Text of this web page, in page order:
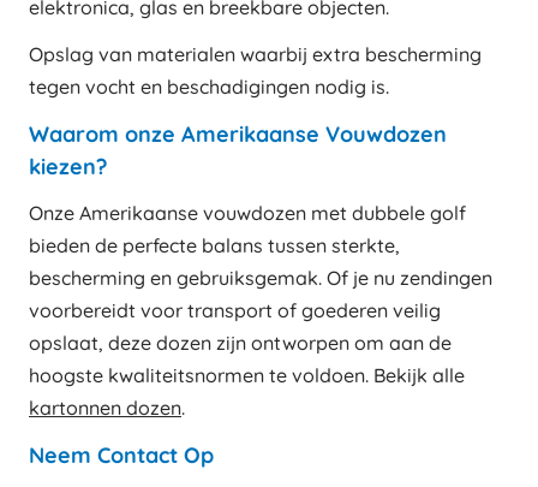
elektronica, glas en breekbare objecten.
Opslag van materialen waarbij extra bescherming
tegen vocht en beschadigingen nodig is.
Waarom onze Amerikaanse Vouwdozen
kiezen?
Onze Amerikaanse vouwdozen met dubbele golf
bieden de perfecte balans tussen sterkte,
bescherming en gebruiksgemak. Of je nu zendingen
voorbereidt voor transport of goederen veilig
opslaat, deze dozen zijn ontworpen om aan de
hoogste kwaliteitsnormen te voldoen. Bekijk alle
kartonnen dozen.
Neem Contact Op